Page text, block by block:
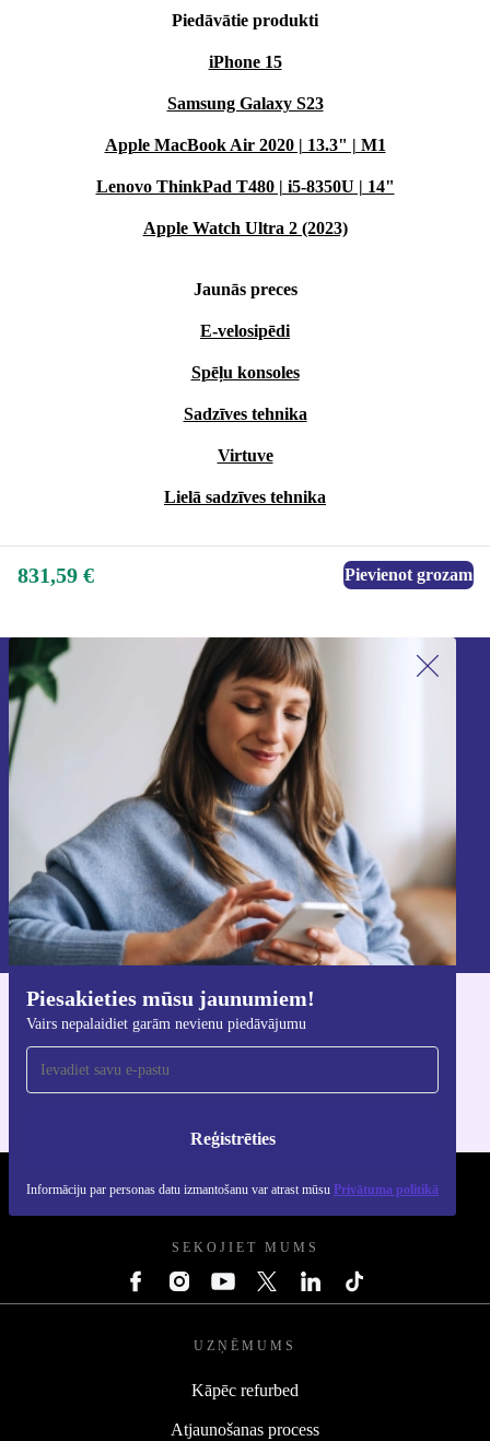
Piedāvātie produkti
iPhone 15
Samsung Galaxy S23
Apple MacBook Air 2020 | 13.3" | M1
Lenovo ThinkPad T480 | i5-8350U | 14"
Apple Watch Ultra 2 (2023)
Jaunās preces
E-velosipēdi
Spēļu konsoles
Sadzīves tehnika
Virtuve
Lielā sadzīves tehnika
831,59 € Pievienot grozam
Piesakieties mūsu jaunumiem!
Vairs nepalaidiet garām nevienu piedāvājumu
Reģistrēties
Informāciju par personas datu izmantošanu var atrast mūsu Privātuma politikā
Piesakieties mūsu jaunumu
saņemšanai!
Nekad vairs nepalaidiet garām nevienu
piedāvājumu.
Reģistrēties
Informāciju par personas datu izmantošanu varat atrast mūsu
Privātuma politikā.
Lejupielādējiet refurbed lietotni
iOS un Android ierīcēm
REFURBED - RETHINK NEW.
SEKOJIET MUMS
UZŅĒMUMS
Kāpēc refurbed
Atjaunošanas process